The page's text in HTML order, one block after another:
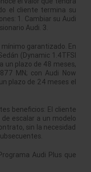
el cliente termina su
1. Cambiar su Audi
Audi. 3.
garantizado. En
(Dynamic 1.4TFSI
un plazo de 48 meses,
MN; con Audi Now
plazo de 24 meses el
beneficios: El cliente
escalar a un modelo
sin la necesidad
Audi Plus que